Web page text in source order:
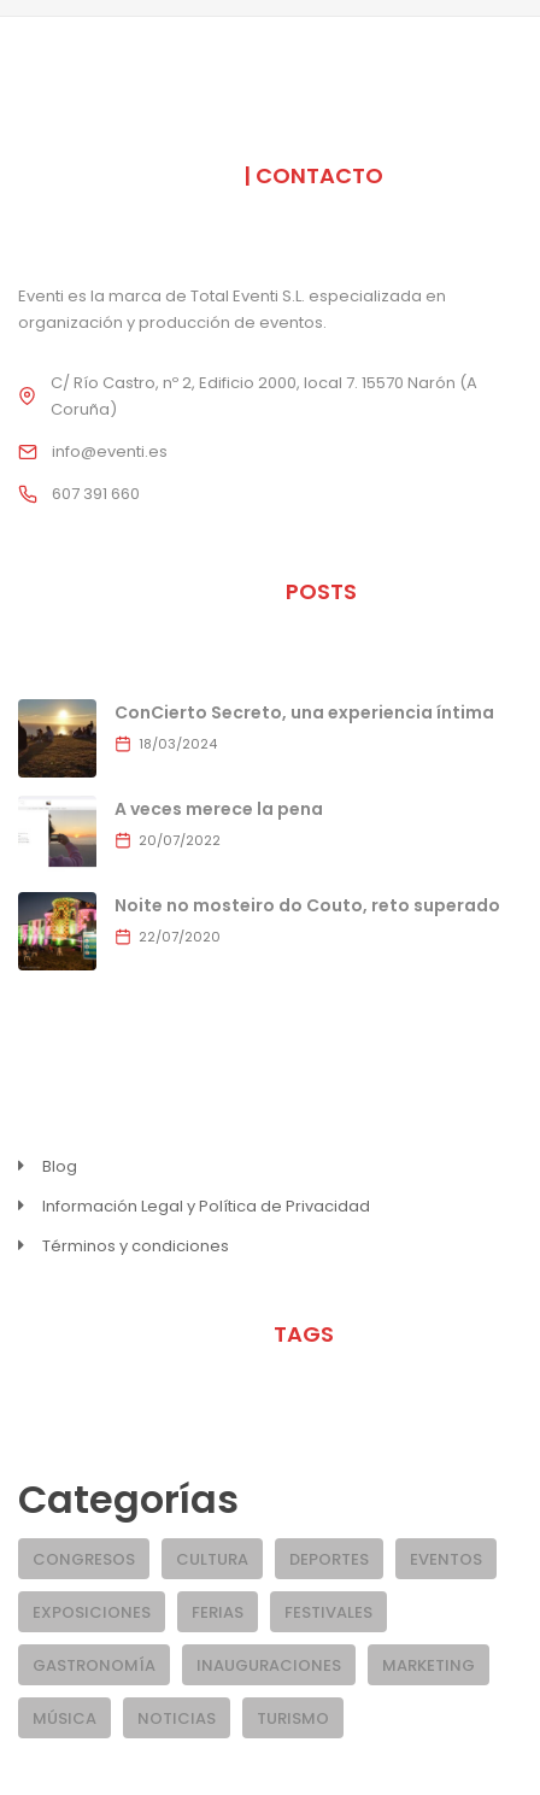
| CONTACTO
Eventi es la marca de Total Eventi S.L. especializada en
organización y producción de eventos.
C/ Río Castro, nº 2, Edificio 2000, local 7. 15570 Narón (A
Coruña)
info@eventi.es
607 391 660
POSTS
ConCierto Secreto, una experiencia íntima
18/03/2024
A veces merece la pena
20/07/2022
Noite no mosteiro do Couto, reto superado
22/07/2020
Blog
Información Legal y Política de Privacidad
Términos y condiciones
TAGS
Categorías
CONGRESOS CULTURA DEPORTES EVENTOS
EXPOSICIONES FERIAS FESTIVALES
GASTRONOMÍA INAUGURACIONES MARKETING
MÚSICA NOTICIAS TURISMO